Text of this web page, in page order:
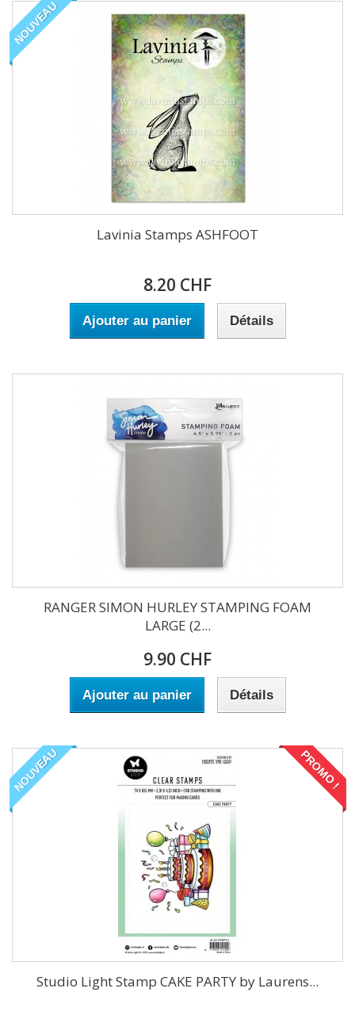
NOUVEAU
Lavinia Stamps ASHFOOT
8.20 CHF
Ajouter au panier Détails
RANGER SIMON HURLEY STAMPING FOAM
LARGE (2...
9.90 CHF
Ajouter au panier Détails
NOUVEAU PROMO !
Studio Light Stamp CAKE PARTY by Laurens...